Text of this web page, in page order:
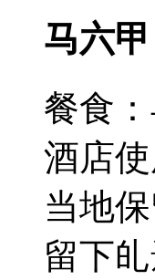
马六
餐食
酒店
当地
留下